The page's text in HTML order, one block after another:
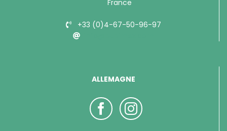
France
+33 (0)4-67-50-96-97
ALLEMAGNE